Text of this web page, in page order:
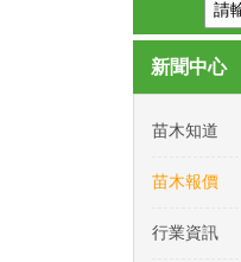
新聞中心
苗木知道
苗木報價
行業資訊